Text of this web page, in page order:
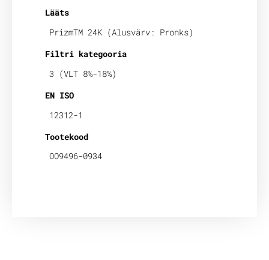
Lääts
PrizmTM 24K (Alusvärv: Pronks)
Filtri kategooria
3 (VLT 8%-18%)
EN ISO
12312-1
Tootekood
OO9496-0934